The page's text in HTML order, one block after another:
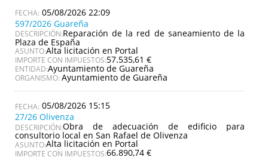
05/08/2026 22:09
597/2026 Guareña
DESCRIPCIÓN:Reparación de la red de saneamiento de la
Plaza de España
ASUNTO:Alta licitación en Portal
IMPORTE CON IMPUESTOS:57.535,61 €
ENTIDAD:Ayuntamiento de Guareña
ORGANISMO: Ayuntamiento de Guareña
05/08/2026 15:15
27/26 Olivenza
DESCRIPCIÓN:Obra de adecuación de edificio para
consultorio local en San Rafael de Olivenza
ASUNTO:Alta licitación en Portal
IMPORTE CON IMPUESTOS:66.890,74 €